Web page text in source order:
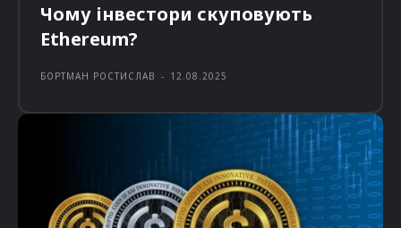
Чому інвестори скуповують
Ethereum?
БОРТМАН РОСТИСЛАВ - 12.08.2025